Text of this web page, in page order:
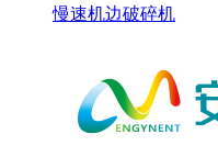
慢速机边破碎机